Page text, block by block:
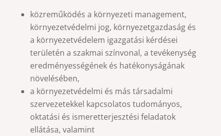
közreműködés a környezeti management,
környezetvédelmi jog, környezetgazdaság és
a környezetvédelem igazgatási kérdései
területén a szakmai színvonal, a tevékenység
eredményességének és hatékonyságának
növelésében,
a környezetvédelmi és más társadalmi
szervezetekkel kapcsolatos tudományos,
oktatási és ismeretterjesztési feladatok
ellátása, valamint